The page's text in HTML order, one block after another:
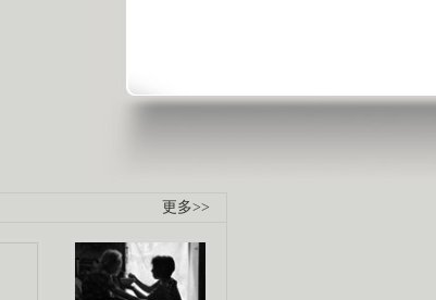
更多>>